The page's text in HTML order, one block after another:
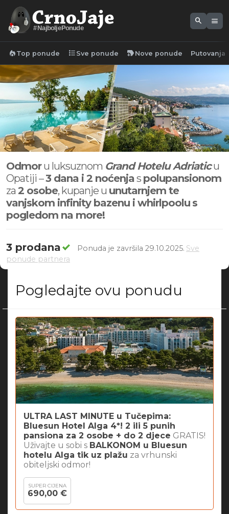
#NajboljePonude
search menu
local_fire_department Top ponude format_list_bulleted Sve ponude new_label Nove ponude Putovanja
Odmoru luksuznom Grand Hotelu Adriaticu
Opatiji –3 dana i 2 noćenjas polupansionom
za 2 osobe, kupanje u unutarnjem te
vanjskom infinity bazenu i whirlpoolu s
pogledom na more!
3 prodana Ponuda je završila 29.10.2025. Sve
ponude partnera
Pogledajte ovu ponudu
ULTRA LAST MINUTE u Tučepima:
Bluesun Hotel Alga 4*! 2 ili 5 punih
pansiona za 2 osobe + do 2 djece GRATIS!
Uživajte u sobi s BALKONOM u Bluesun
hotelu Alga tik uz plažu za vrhunski
obiteljski odmor!
SUPER CIJENA
690,00 €